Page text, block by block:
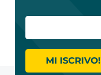
MI ISCRIVO!